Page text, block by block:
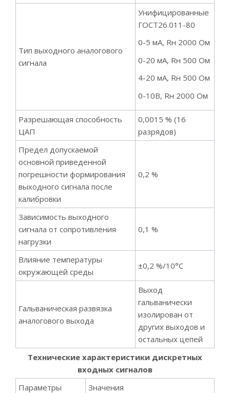
Тип выходного аналогового
сигнала
Унифицированные
ГОСТ26.011-80
0-5 мА, Rн 2000 Ом
0-20 мА, Rн 500 Ом
4-20 мА, Rн 500 Ом
0-10В, Rн 2000 Ом
Разрешающая способность
ЦАП
0,0015 % (16
разрядов)
Предел допускаемой
основной приведенной
погрешности формирования
выходного сигнала после
калибровки
0,2 %
Зависимость выходного
сигнала от сопротивления
нагрузки
0,1 %
Влияние температуры
окружающей среды
±0,2 %/10°С
Гальваническая развязка
аналогового выхода
Выход
гальванически
изолирован от
других выходов и
остальных цепей
Технические характеристики дискретных
входных сигналов
Параметры
Значения